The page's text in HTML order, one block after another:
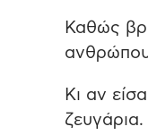
Καθώς
Κι αν